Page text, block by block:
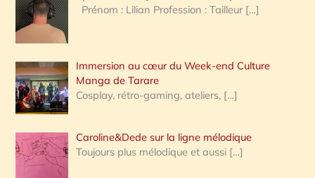
e
:
Prénom : Lilian Profession : Tailleur […]
Immersion au cœur du Week-end Culture
Manga de Tarare
Cosplay, rétro-gaming, ateliers, […]
Caroline&Dede sur la ligne mélodique
Toujours plus mélodique et aussi […]